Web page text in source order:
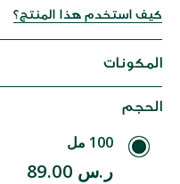
كيف استخدم هذا المنتج؟
المكونات
الحجم
100 مل
ر.س 89.00